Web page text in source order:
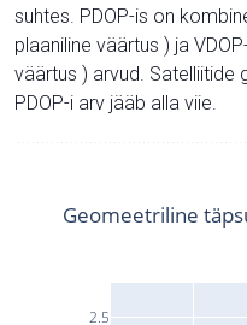
suhtes. PDOP-is on
plaaniline väärtus ) ja
väärtus ) arvud. Satelliitide
PDOP-i arv jääb alla viie.
2.5
Geomeetriline